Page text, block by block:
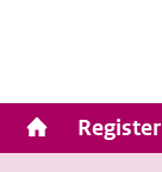
inhoud